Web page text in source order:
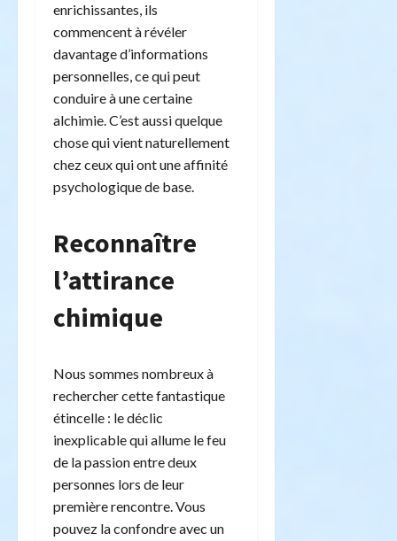
enrichissantes, ils
commencent à révéler
davantage d’informations
personnelles, ce qui peut
conduire à une certaine
alchimie. C’est aussi quelque
chose qui vient naturellement
chez ceux qui ont une affinité
psychologique de base.
Reconnaître
l’attirance
chimique
Nous sommes nombreux à
rechercher cette fantastique
étincelle : le déclic
inexplicable qui allume le feu
de la passion entre deux
personnes lors de leur
première rencontre. Vous
pouvez la confondre avec un